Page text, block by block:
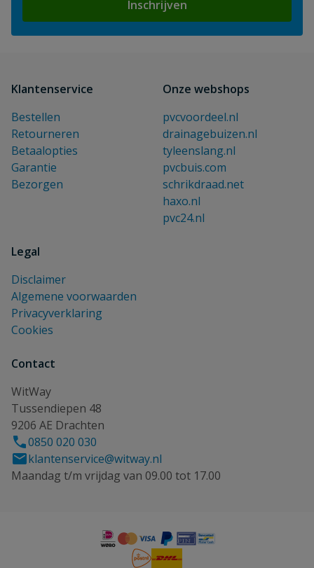
Inschrijven
Klantenservice
Bestellen
Retourneren
Betaalopties
Garantie
Bezorgen
Onze webshops
pvcvoordeel.nl
drainagebuizen.nl
tyleenslang.nl
pvcbuis.com
schrikdraad.net
haxo.nl
pvc24.nl
Legal
Disclaimer
Algemene voorwaarden
Privacyverklaring
Cookies
Contact
WitWay
Tussendiepen 48
9206 AE Drachten
0850 020 030
klantenservice@witway.nl
Maandag t/m vrijdag van 09.00 tot 17.00